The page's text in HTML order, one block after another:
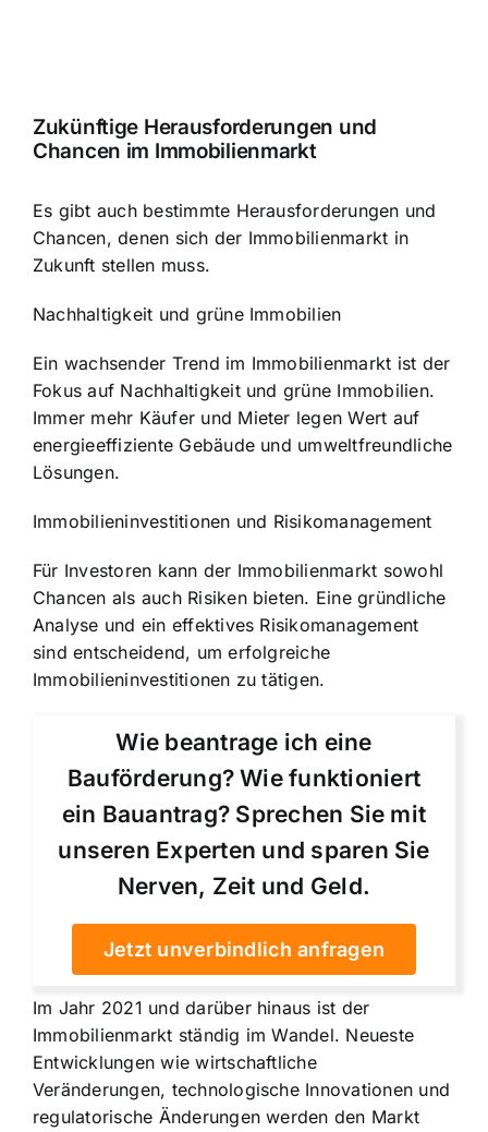
Zukünftige Herausforderungen und
Chancen im Immobilienmarkt
Es gibt auch bestimmte Herausforderungen und
Chancen, denen sich der Immobilienmarkt in
Zukunft stellen muss.
Nachhaltigkeit und grüne Immobilien
Ein wachsender Trend im Immobilienmarkt ist der
Fokus auf Nachhaltigkeit und grüne Immobilien.
Immer mehr Käufer und Mieter legen Wert auf
energieeffiziente Gebäude und umweltfreundliche
Lösungen.
Immobilieninvestitionen und Risikomanagement
Für Investoren kann der Immobilienmarkt sowohl
Chancen als auch Risiken bieten. Eine gründliche
Analyse und ein effektives Risikomanagement
sind entscheidend, um erfolgreiche
Immobilieninvestitionen zu tätigen.
Wie beantrage ich eine
Bauförderung? Wie funktioniert
ein Bauantrag? Sprechen Sie mit
unseren Experten und sparen Sie
Nerven, Zeit und Geld.
Jetzt unverbindlich anfragen
Im Jahr 2021 und darüber hinaus ist der
Immobilienmarkt ständig im Wandel. Neueste
Entwicklungen wie wirtschaftliche
Veränderungen, technologische Innovationen und
regulatorische Änderungen werden den Markt